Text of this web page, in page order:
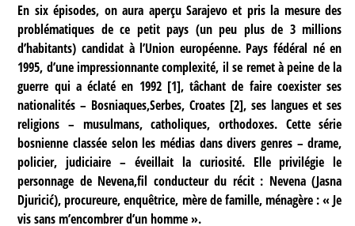
En six épisodes, on aura aperçu Sarajevo et pris la mesure des
problématiques de ce petit pays (un peu plus de 3 millions
d’habitants) candidat à l’Union européenne. Pays fédéral né en
1995, d’une impressionnante complexité, il se remet à peine de la
guerre qui a éclaté en 1992[1], tâchant de faire coexister ses
nationalités – Bosniaques,Serbes, Croates[2], ses langues et ses
religions – musulmans, catholiques, orthodoxes. Cette série
bosnienne classée selon les médias dans divers genres – drame,
policier, judiciaire – éveillait la curiosité. Elle privilégie le
personnage de Nevena,fil conducteur du récit : Nevena (Jasna
Djuricić), procureure, enquêtrice, mère de famille, ménagère : « Je
vis sans m’encombrer d’un homme ».